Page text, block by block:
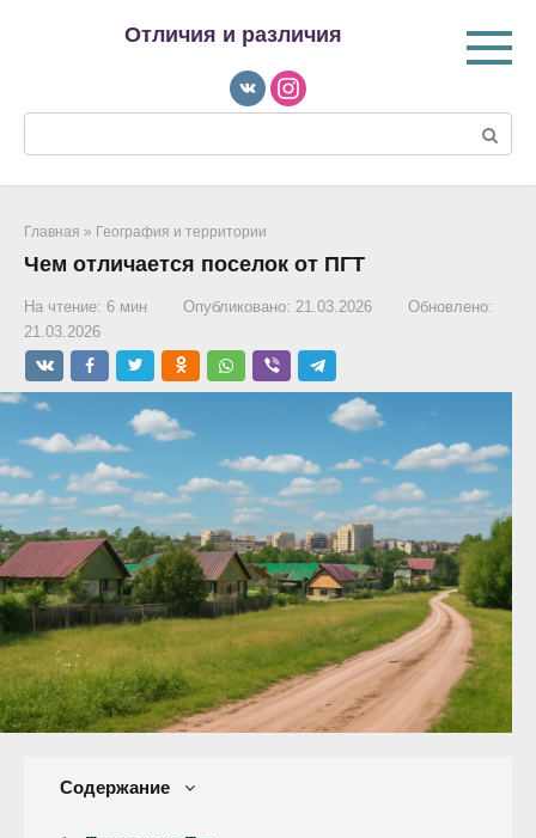
Отличия и различия
Главная » География и территории
Чем отличается поселок от ПГТ
На чтение: 6 мин Опубликовано: 21.03.2026
Обновлено:
21.03.2026
Содержание